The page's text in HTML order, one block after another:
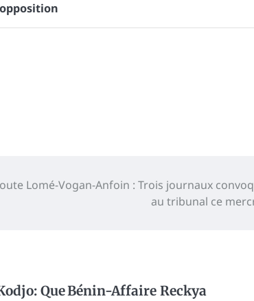
opposition
Lomé-Vogan-Anfoin : Trois journaux
au tribunal ce
QueBénin-Affaire Reckya